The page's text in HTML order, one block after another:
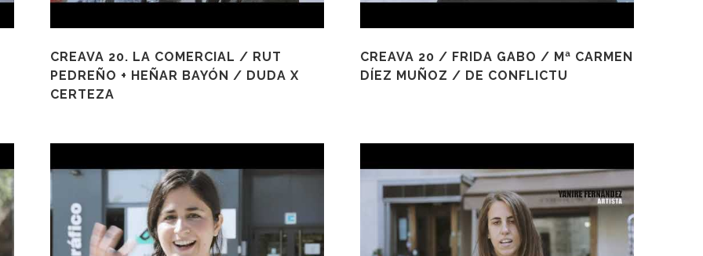
CREAVA 20. LA COMERCIAL / RUT
PEDREÑO + HEÑAR BAYÓN / DUDA X
CERTEZA
CREAVA 20 / FRIDA GABO / Mª CARMEN
DÍEZ MUÑOZ / DE CONFLICTU